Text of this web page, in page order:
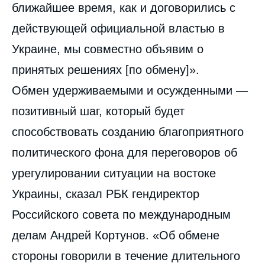
ближайшее время, как и договорились с
действующей официальной властью в
Украине, мы совместно объявим о
принятых решениях [по обмену]».
Обмен удерживаемыми и осужденными —
позитивный шаг, который будет
способствовать созданию благоприятного
политического фона для переговоров об
урегулировании ситуации на востоке
Украины, сказал РБК гендиректор
Российского совета по международным
делам Андрей Кортунов. «Об обмене
стороны говорили в течение длительного